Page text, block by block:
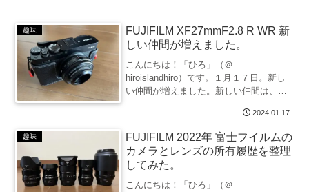
趣味
FUJIFILM XF27mmF2.8 R WR 新
しい仲間が増えました。
こんにちは！「ひろ」（＠
hiroislandhiro）です。１月１７日。新し
い仲間が増えました。新しい仲間は、
F1.4 R LM WR」と焦点距離の近いこのレ
ンズが本当に必要か？「XF3...
2024.01.17
趣味
FUJIFILM 2022年 富士フイルムの
カメラとレンズの所有履歴を整理
してみた。
こんにちは！「ひろ」（＠